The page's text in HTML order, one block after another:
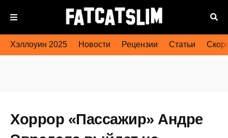
Хэллоуин 2025 Новости Рецензии Статьи
Хоррор «Пассажир» Андре